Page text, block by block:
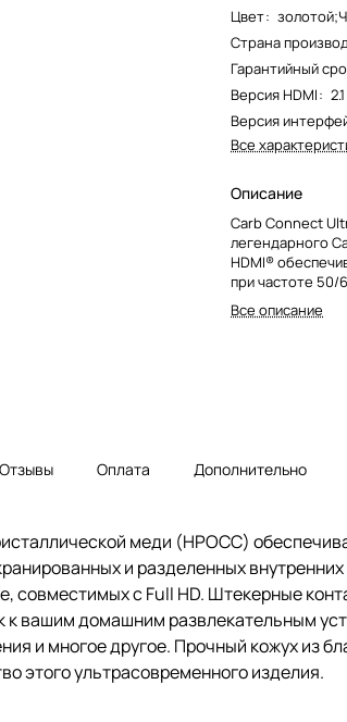
Цвет:
Страна
Гарантийный
Версия HDMI: 2.1
Версия
Все
Описание
Carb Connect
легендарного
HDMI®
при частоте 50/
Все описание
Отзывы Оплата Дополнительно
меди (HPOCC)
и разделенных
совместимых с Full HD. Штекерные
вашим домашним развлекательным
и многое другое. Прочный кожух из
этого ультрасовременного изделия.